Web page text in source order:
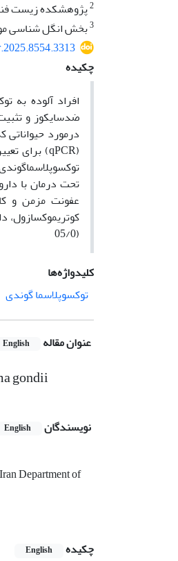
2پژوهشکده زیست
3بخش انگل شناسی
چکیده
افراد آلوده به
ضدسایکوز و
تحت درمان با
(05/0
کلیدواژه‌ها
توکسوپلاسما گوندی
عنوان مقاله English
gondii
نویسندگان English
Department of
چکیده
English